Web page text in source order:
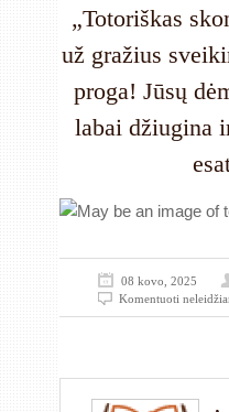
„Totoriškas
už gražius
proga! Jūsų
labai džiugina
08 kovo, 2025
Komentuoti